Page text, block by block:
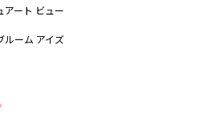
アート ビュー
ルーム アイズ